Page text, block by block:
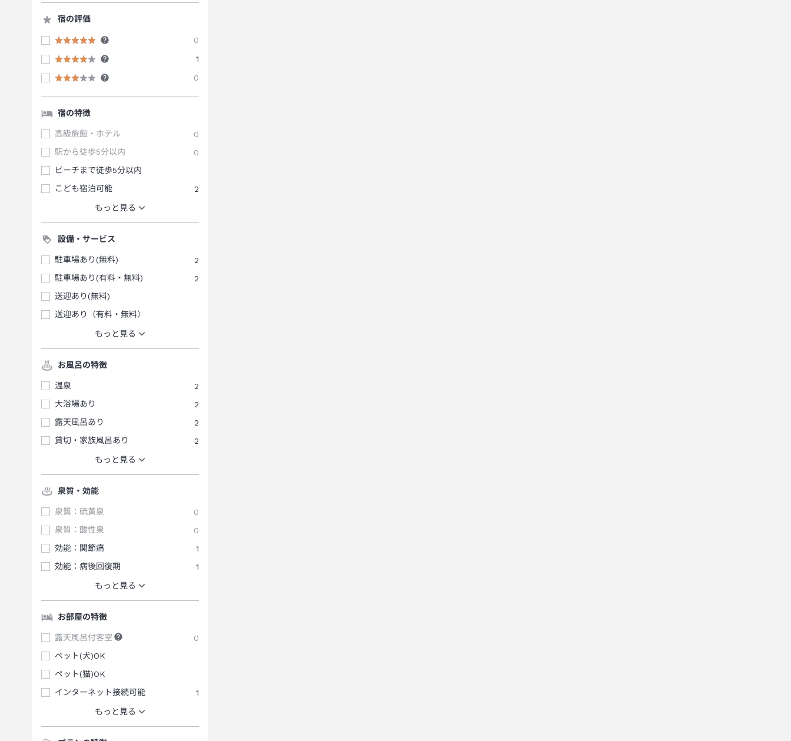
宿の評価
0
1
0
宿の特徴
高級旅館・ホテル
0
駅から徒歩5分以内
0
ビーチまで徒歩5分以内
こども宿泊可能
2
もっと見る
設備・サービス
駐車場あり(無料)
2
駐車場あり(有料・無料)
2
送迎あり(無料)
送迎あり（有料・無料）
もっと見る
お風呂の特徴
温泉
2
大浴場あり
2
露天風呂あり
2
貸切・家族風呂あり
2
もっと見る
泉質・効能
泉質：硫黄泉
0
泉質：酸性泉
0
効能：関節痛
1
効能：病後回復期
1
もっと見る
お部屋の特徴
露天風呂付客室
0
ペット(犬)OK
ペット(猫)OK
インターネット接続可能
1
もっと見る